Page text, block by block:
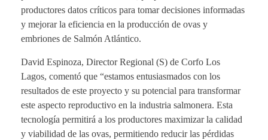
productores datos críticos para tomar decisiones informadas
y mejorar la eficiencia en la producción de ovas y
embriones de Salmón Atlántico.
David Espinoza, Director Regional (S) de Corfo Los
Lagos, comentó que “estamos entusiasmados con los
resultados de este proyecto y su potencial para transformar
este aspecto reproductivo en la industria salmonera. Esta
tecnología permitirá a los productores maximizar la calidad
y viabilidad de las ovas, permitiendo reducir las pérdidas